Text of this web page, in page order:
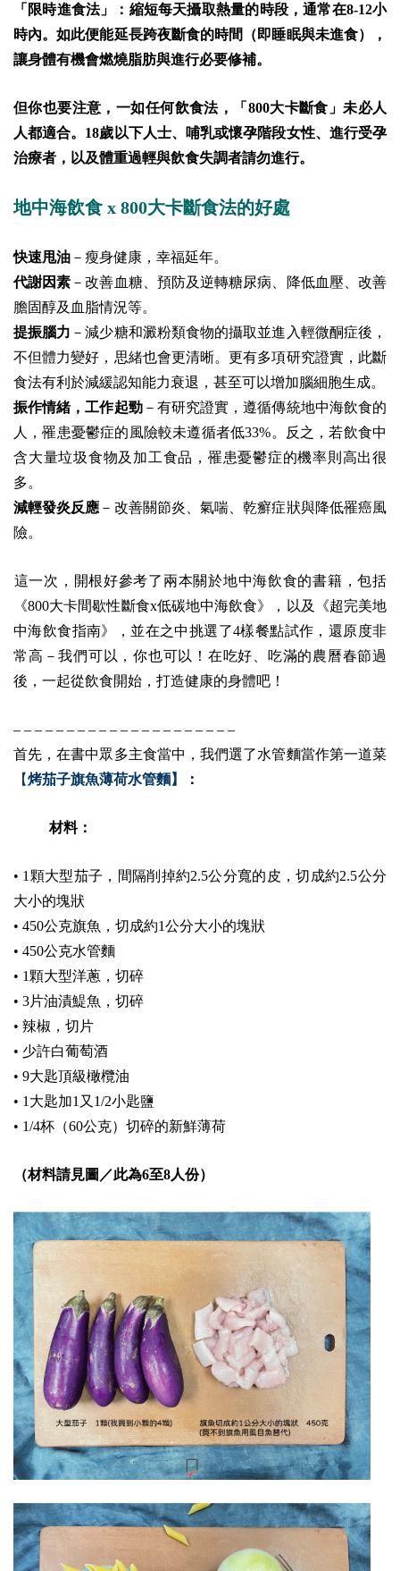
「限時進食法」：縮短每天攝取熱量的時段，通常在8-12小
時內。如此便能延長跨夜斷食的時間（即睡眠與未進食），
讓身體有機會燃燒脂肪與進行必要修補。
但你也要注意，一如任何飲食法，「800大卡斷食」未必人
人都適合。18歲以下人士、哺乳或懷孕階段女性、進行受孕
治療者，以及體重過輕與飲食失調者請勿進行。
地中海飲食 x 800大卡斷食法的好處
快速甩油 －瘦身健康，幸福延年。
代謝因素 －改善血糖、預防及逆轉糖尿病、降低血壓、改善
膽固醇及血脂情況等。
提振腦力 －減少糖和澱粉類食物的攝取並進入輕微酮症後，
不但體力變好，思緒也會更清晰。更有多項研究證實，此斷
食法有利於減緩認知能力衰退，甚至可以增加腦細胞生成。
振作情緒，工作起勁－有研究證實，遵循傳統地中海飲食的
人，罹患憂鬱症的風險較未遵循者低33%。反之，若飲食中
含大量垃圾食物及加工食品，罹患憂鬱症的機率則高出很
多。
減輕發炎反應 －改善關節炎、氣喘、乾癬症狀與降低罹癌風
險。
這一次，開根好參考了兩本關於地中海飲食的書籍，包括
《800大卡間歇性斷食x低碳地中海飲食》，以及《超完美地
中海飲食指南》，並在之中挑選了4樣餐點試作，還原度非
常高－我們可以，你也可以！在吃好、吃滿的農曆春節過
後，一起從飲食開始，打造健康的身體吧！
– – – – – – – – – – – – – – – – – – – – –
首先，在書中眾多主食當中，我們選了水管麵當作第一道菜
【烤茄子旗魚薄荷水管麵】 ：
材料：
• 1顆大型茄子，間隔削掉約2.5公分寬的皮，切成約2.5公分
大小的塊狀
• 450公克旗魚，切成約1公分大小的塊狀
• 450公克水管麵
• 1顆大型洋蔥，切碎
• 3片油漬鯷魚，切碎
• 辣椒，切片
• 少許白葡萄酒
• 9大匙頂級橄欖油
• 1大匙加1又1/2小匙鹽
• 1/4杯（60公克）切碎的新鮮薄荷
（材料請見圖／此為6至8人份）